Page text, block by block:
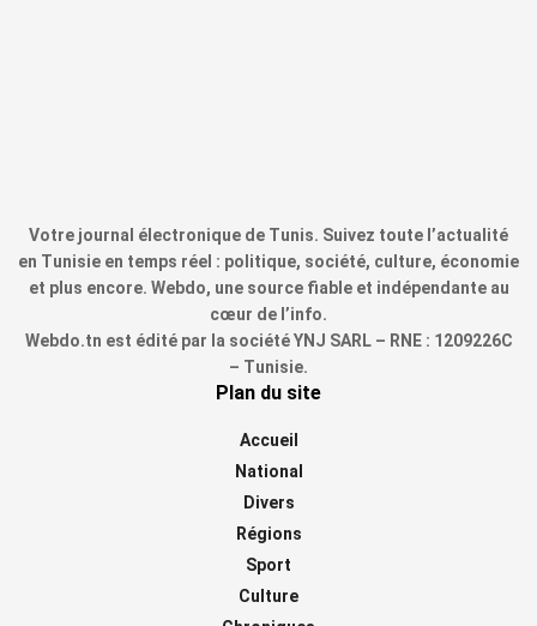
Votre journal électronique de Tunis. Suivez toute l’actualité
en Tunisie en temps réel : politique, société, culture, économie
et plus encore. Webdo, une source fiable et indépendante au
cœur de l’info.
Webdo.tn est édité par la société YNJ SARL – RNE : 1209226C
– Tunisie.
Plan du site
Accueil
National
Divers
Régions
Sport
Culture